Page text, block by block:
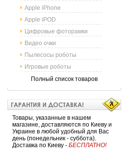
Apple iPhone
Apple iPOD
Цифровые фоторамки
Видео очки
Пылесосы роботы
Игровые роботы
Полный список товаров
Товары, указанные в нашем
магазине, доставляются по Киеву и
Украине в любой удобный для Вас
день (понедельник - суббота).
Доставка по Киеву - БЕСПЛАТНО!